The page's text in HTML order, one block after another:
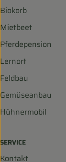
Biokorb
Mietbeet
Pferdepension
Lernort
Feldbau
Gemüseanbau
Hühnermobil
SERVICE
Kontakt